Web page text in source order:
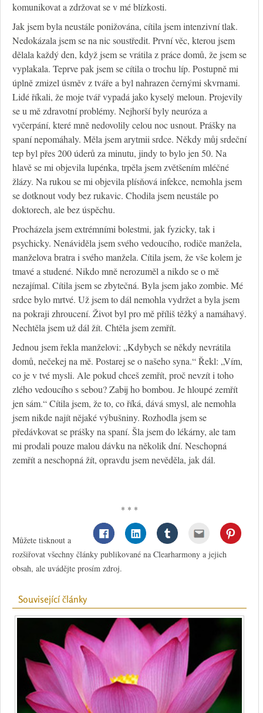
komunikovat a zdržovat se v mé blízkosti.
Jak jsem byla neustále ponižována, cítila jsem intenzivní tlak.
Nedokázala jsem se na nic soustředit. První věc, kterou jsem
dělala každý den, když jsem se vrátila z práce domů, že jsem se
vyplakala. Teprve pak jsem se cítila o trochu líp. Postupně mi
úplně zmizel úsměv z tváře a byl nahrazen černými skvrnami.
Lidé říkali, že moje tvář vypadá jako kyselý meloun. Projevily
se u mě zdravotní problémy. Nejhorší byly neuróza a
vyčerpání, které mně nedovolily celou noc usnout. Prášky na
spaní nepomáhaly. Měla jsem arytmii srdce. Někdy můj srdeční
tep byl přes 200 úderů za minutu, jindy to bylo jen 50. Na
hlavě se mi objevila lupénka, trpěla jsem zvětšením mléčné
žlázy. Na rukou se mi objevila plísňová infekce, nemohla jsem
se dotknout vody bez rukavic. Chodila jsem neustále po
doktorech, ale bez úspěchu.
Procházela jsem extrémními bolestmi, jak fyzicky, tak i
psychicky. Nenáviděla jsem svého vedoucího, rodiče manžela,
manželova bratra i svého manžela. Cítila jsem, že vše kolem je
tmavé a studené. Nikdo mně nerozuměl a nikdo se o mě
nezajímal. Cítila jsem se zbytečná. Byla jsem jako zombie. Mé
srdce bylo mrtvé. Už jsem to dál nemohla vydržet a byla jsem
na pokraji zhroucení. Život byl pro mě příliš těžký a namáhavý.
Nechtěla jsem už dál žít. Chtěla jsem zemřít.
Jednou jsem řekla manželovi: „Kdybych se někdy nevrátila
domů, nečekej na mě. Postarej se o našeho syna.“ Řekl: „Vím,
co je v tvé mysli. Ale pokud chceš zemřít, proč nevzít i toho
zlého vedoucího s sebou? Zabij ho bombou. Je hloupé zemřít
jen sám.“ Cítila jsem, že to, co říká, dává smysl, ale nemohla
jsem nikde najít nějaké výbušniny. Rozhodla jsem se
předávkovat se prášky na spaní. Šla jsem do lékárny, ale tam
mi prodali pouze malou dávku na několik dní. Neschopná
zemřít a neschopná žít, opravdu jsem nevěděla, jak dál.
* * *
Můžete tisknout a
rozšiřovat všechny články publikované na Clearharmony a jejich
obsah, ale uvádějte prosím zdroj.
Související články